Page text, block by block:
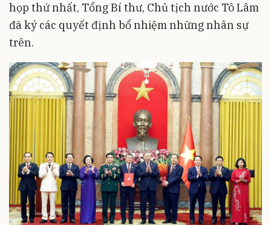
họp thứ nhất, Tổng Bí thư, Chủ tịch nước Tô Lâm
đã ký các quyết định bổ nhiệm những nhân sự
trên.